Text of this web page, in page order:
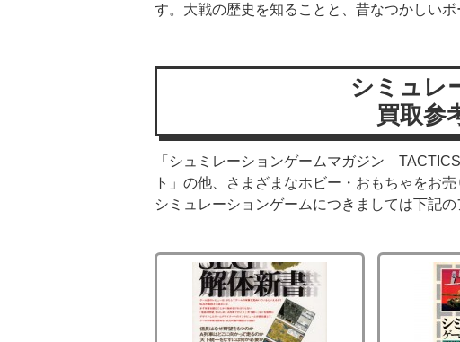
す。大戦の歴史を知ることと、昔なつかしい
シミュレ
買取参
「シュミレーションゲームマガジン
ト」の他、さまざまなホビー・おもちゃをお売
シミュレーションゲームにつきましては下記の